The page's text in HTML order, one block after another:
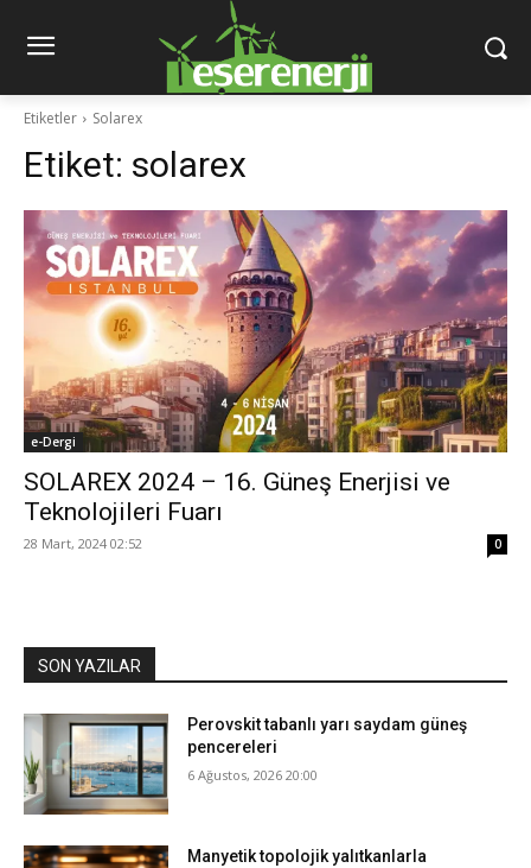
Etiketler Solarex
Etiket: solarex
e-Dergi
SOLAREX 2024 – 16. Güneş Enerjisi ve
Teknolojileri Fuarı
28 Mart, 2024 02:52 0
SON YAZILAR
Perovskit tabanlı yarı saydam güneş
pencereleri
6 Ağustos, 2026 20:00
Manyetik topolojik yalıtkanlarla